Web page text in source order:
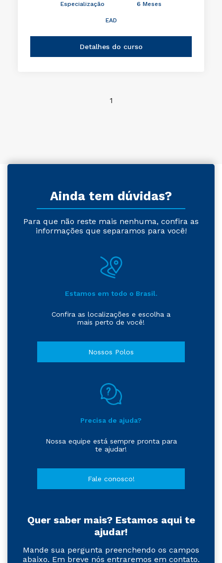
Especialização
6 Meses
EAD
Detalhes do curso
1
Ainda tem dúvidas?
Para que não reste mais nenhuma, confira as
informações que separamos para você!
Estamos em todo o Brasil.
Confira as localizações e escolha a
mais perto de você!
Nossos Polos
Precisa de ajuda?
Nossa equipe está sempre pronta para
te ajudar!
Fale conosco!
Quer saber mais? Estamos aqui te
ajudar!
Mande sua pergunta preenchendo os campos
abaixo. Em breve nós entraremos em contato.